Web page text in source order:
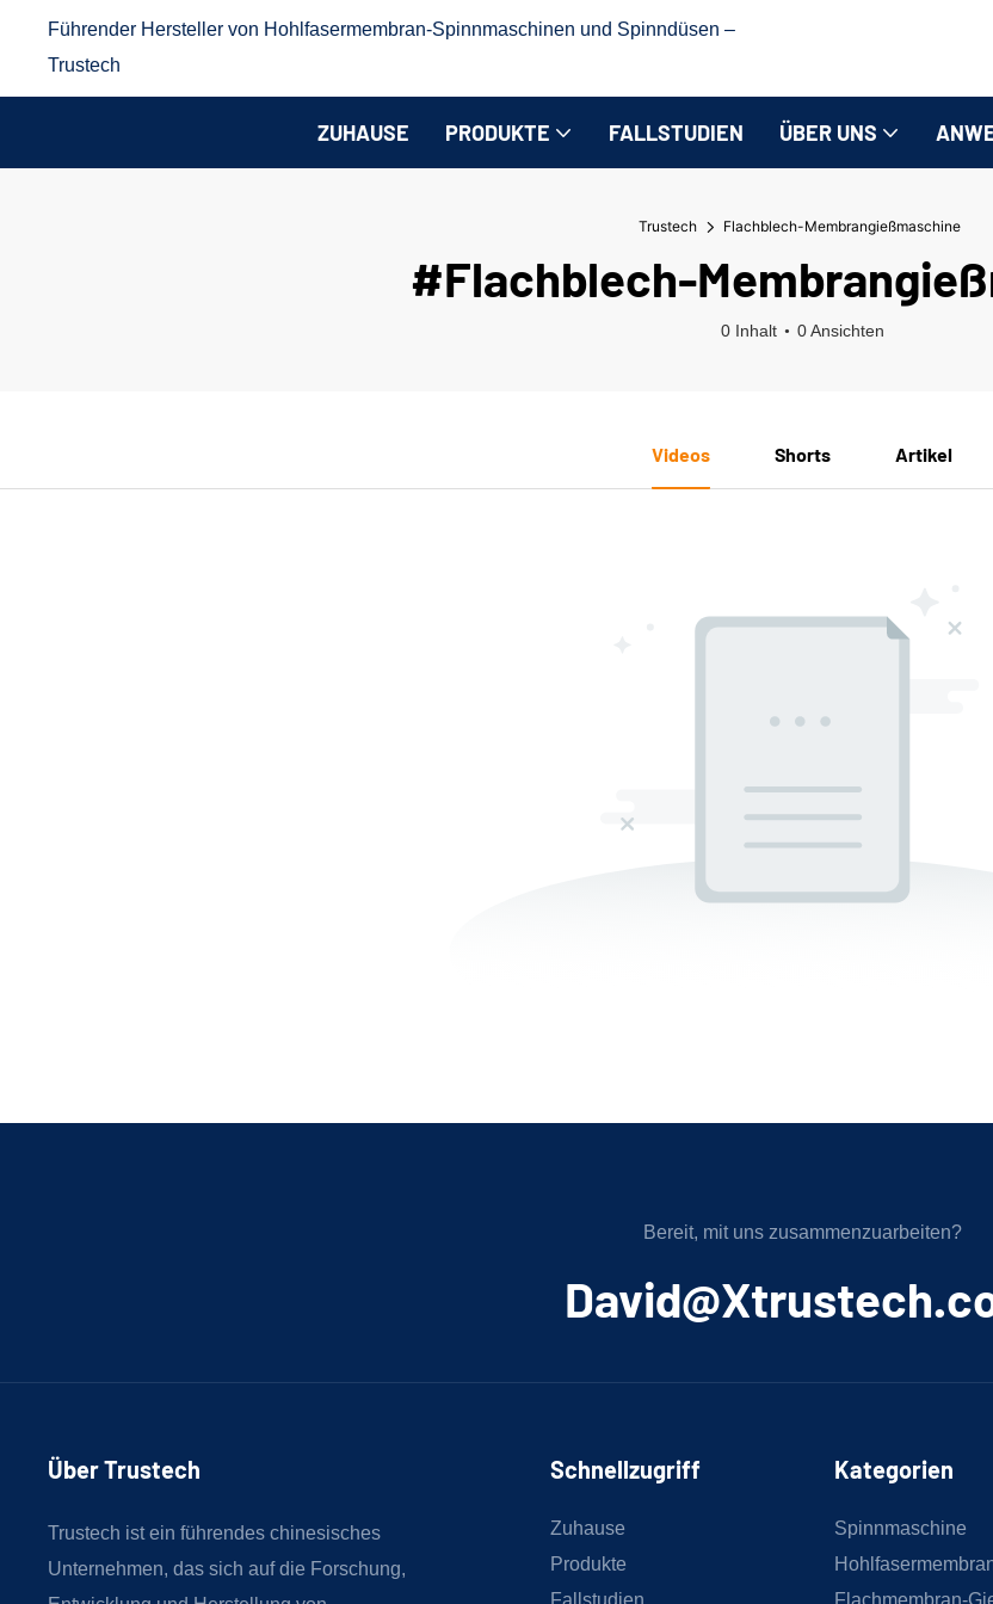
Führender Hersteller von Hohlfasermembran-Spinnmaschinen und Spinndüsen –
Trustech
ZUHAUSE PRODUKTE FALLSTUDIEN ÜBER UNS
Trustech Flachblech-Membrangießmaschine
#Flachblech-
0 Inhalt 0 Ansichten
Videos Shorts Artikel
Bereit, mit uns zusammenzuarbeiten?
Über Trustech
Trustech ist ein führendes chinesisches
Unternehmen, das sich auf die Forschung,
Schnellzugriff
Zuhause
Produkte
Kategorien
Spinnmaschine